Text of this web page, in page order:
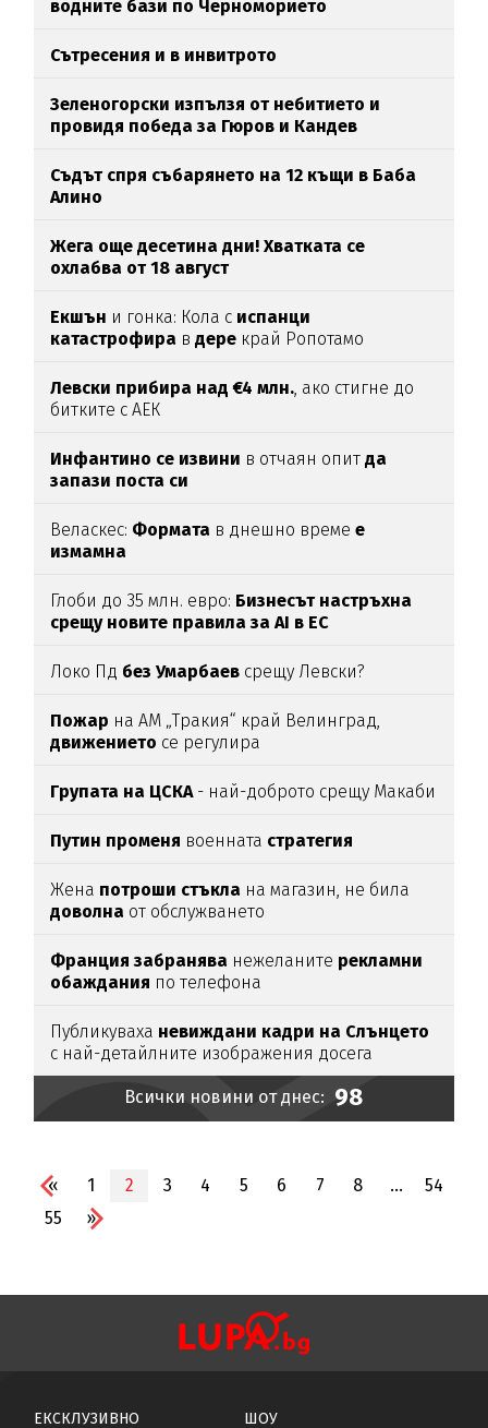
водните бази по Черноморието
Сътресения и в инвитрото
Зеленогорски изпълзя от небитието и
провидя победа за Гюров и Кандев
Съдът спря събарянето на 12 къщи в Баба
Алино
Жега още десетина дни! Хватката се
охлабва от 18 август
Екшън и гонка: Кола с испанци
катастрофира вдере край Ропотамо
Левски прибира над €4 млн., ако стигне до
битките с АЕК
Инфантино се извини в отчаян опит да
запази поста си
Веласкес: Формата в днешно времее
измамна
Глоби до 35 млн. евро: Бизнесът настръхна
срещу новите правила за AI в ЕС
Локо Пд без Умарбаев срещу Левски?
Пожар на АМ „Тракия“ край Велинград,
движението се регулира
Групата на ЦСКА- най-доброто срещу Макаби
Путин променя военната стратегия
Жена потроши стъкла на магазин, не била
доволна от обслужването
Франция забранява нежеланите рекламни
обаждания по телефона
Публикуваха невиждани кадри на Слънцето
с най-детайлните изображения досега
Всички новини от днес: 98
« 1 2 3 4 5 6 7 8 ...
54
55
»
ЕКСКЛУЗИВНО
ШОУ